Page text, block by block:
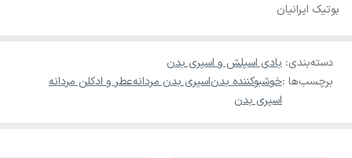
بوتیک ایرانیان
دسته‌بندی: بادی اسپلش و اسپری بدن
برچسب‌ها :خوشبوکننده بدناسپری بدن مردانهعطر و ادکلن مردانه
اسپری بدن